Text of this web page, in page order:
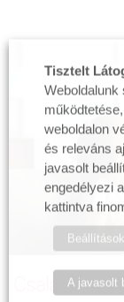
Családi
Tisztelt
Weboldalunk
weboldalon
és releváns
javasolt
engedélyezi
kattintva
Beállítások
A javasolt